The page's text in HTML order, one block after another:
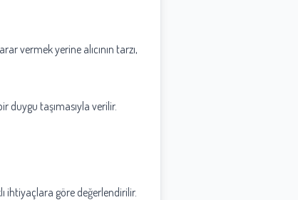
vermek yerine alıcının tarzı,
duygu taşımasıyla verilir.
ihtiyaçlara göre değerlendirilir.